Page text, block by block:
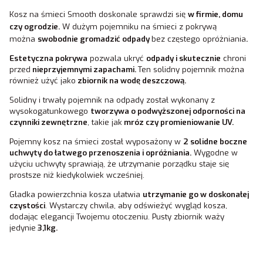
Kosz na śmieci Smooth doskonale sprawdzi się w firmie, domu
czy ogrodzie. W dużym pojemniku na śmieci z pokrywą
można swobodnie gromadzić odpadybez częstego opróżniania.
Estetyczna pokrywa pozwala ukryć odpady i skutecznie chroni
przed nieprzyjemnymi zapachami.Ten solidny pojemnik można
również użyć jako zbiornik na wodę deszczową.
Solidny i trwały pojemnik na odpady został wykonany z
wysokogatunkowego tworzywa o podwyższonej odporności na
czynniki zewnętrzne, takie jak mróz czy promieniowanie UV.
Pojemny kosz na śmieci został wyposażony w 2 solidne boczne
uchwyty do łatwego przenoszenia i opróżniania. Wygodne w
użyciu uchwyty sprawiają, że utrzymanie porządku staje się
prostsze niż kiedykolwiek wcześniej.
Gładka powierzchnia kosza ułatwia utrzymanie go w doskonałej
czystości. Wystarczy chwila, aby odświeżyć wygląd kosza,
dodając elegancji Twojemu otoczeniu. Pusty zbiornik waży
jedynie 3,1kg.